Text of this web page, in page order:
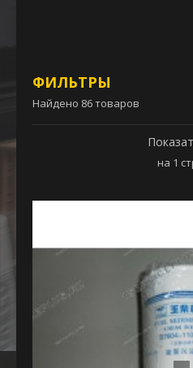
ФИЛЬТРЫ
Найдено 86 товаров
на 1